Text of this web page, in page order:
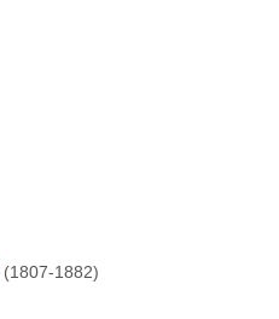
(1807-1882)